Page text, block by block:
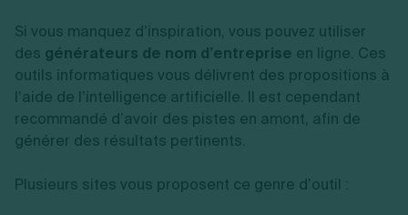
Si vous manquez d’inspiration, vous pouvez utiliser
des générateurs de nom d’entreprise en ligne. Ces
outils informatiques vous délivrent des propositions à
l’aide de l’intelligence artificielle. Il est cependant
recommandé d’avoir des pistes en amont, afin de
générer des résultats pertinents.
Plusieurs sites vous proposent ce genre d’outil :